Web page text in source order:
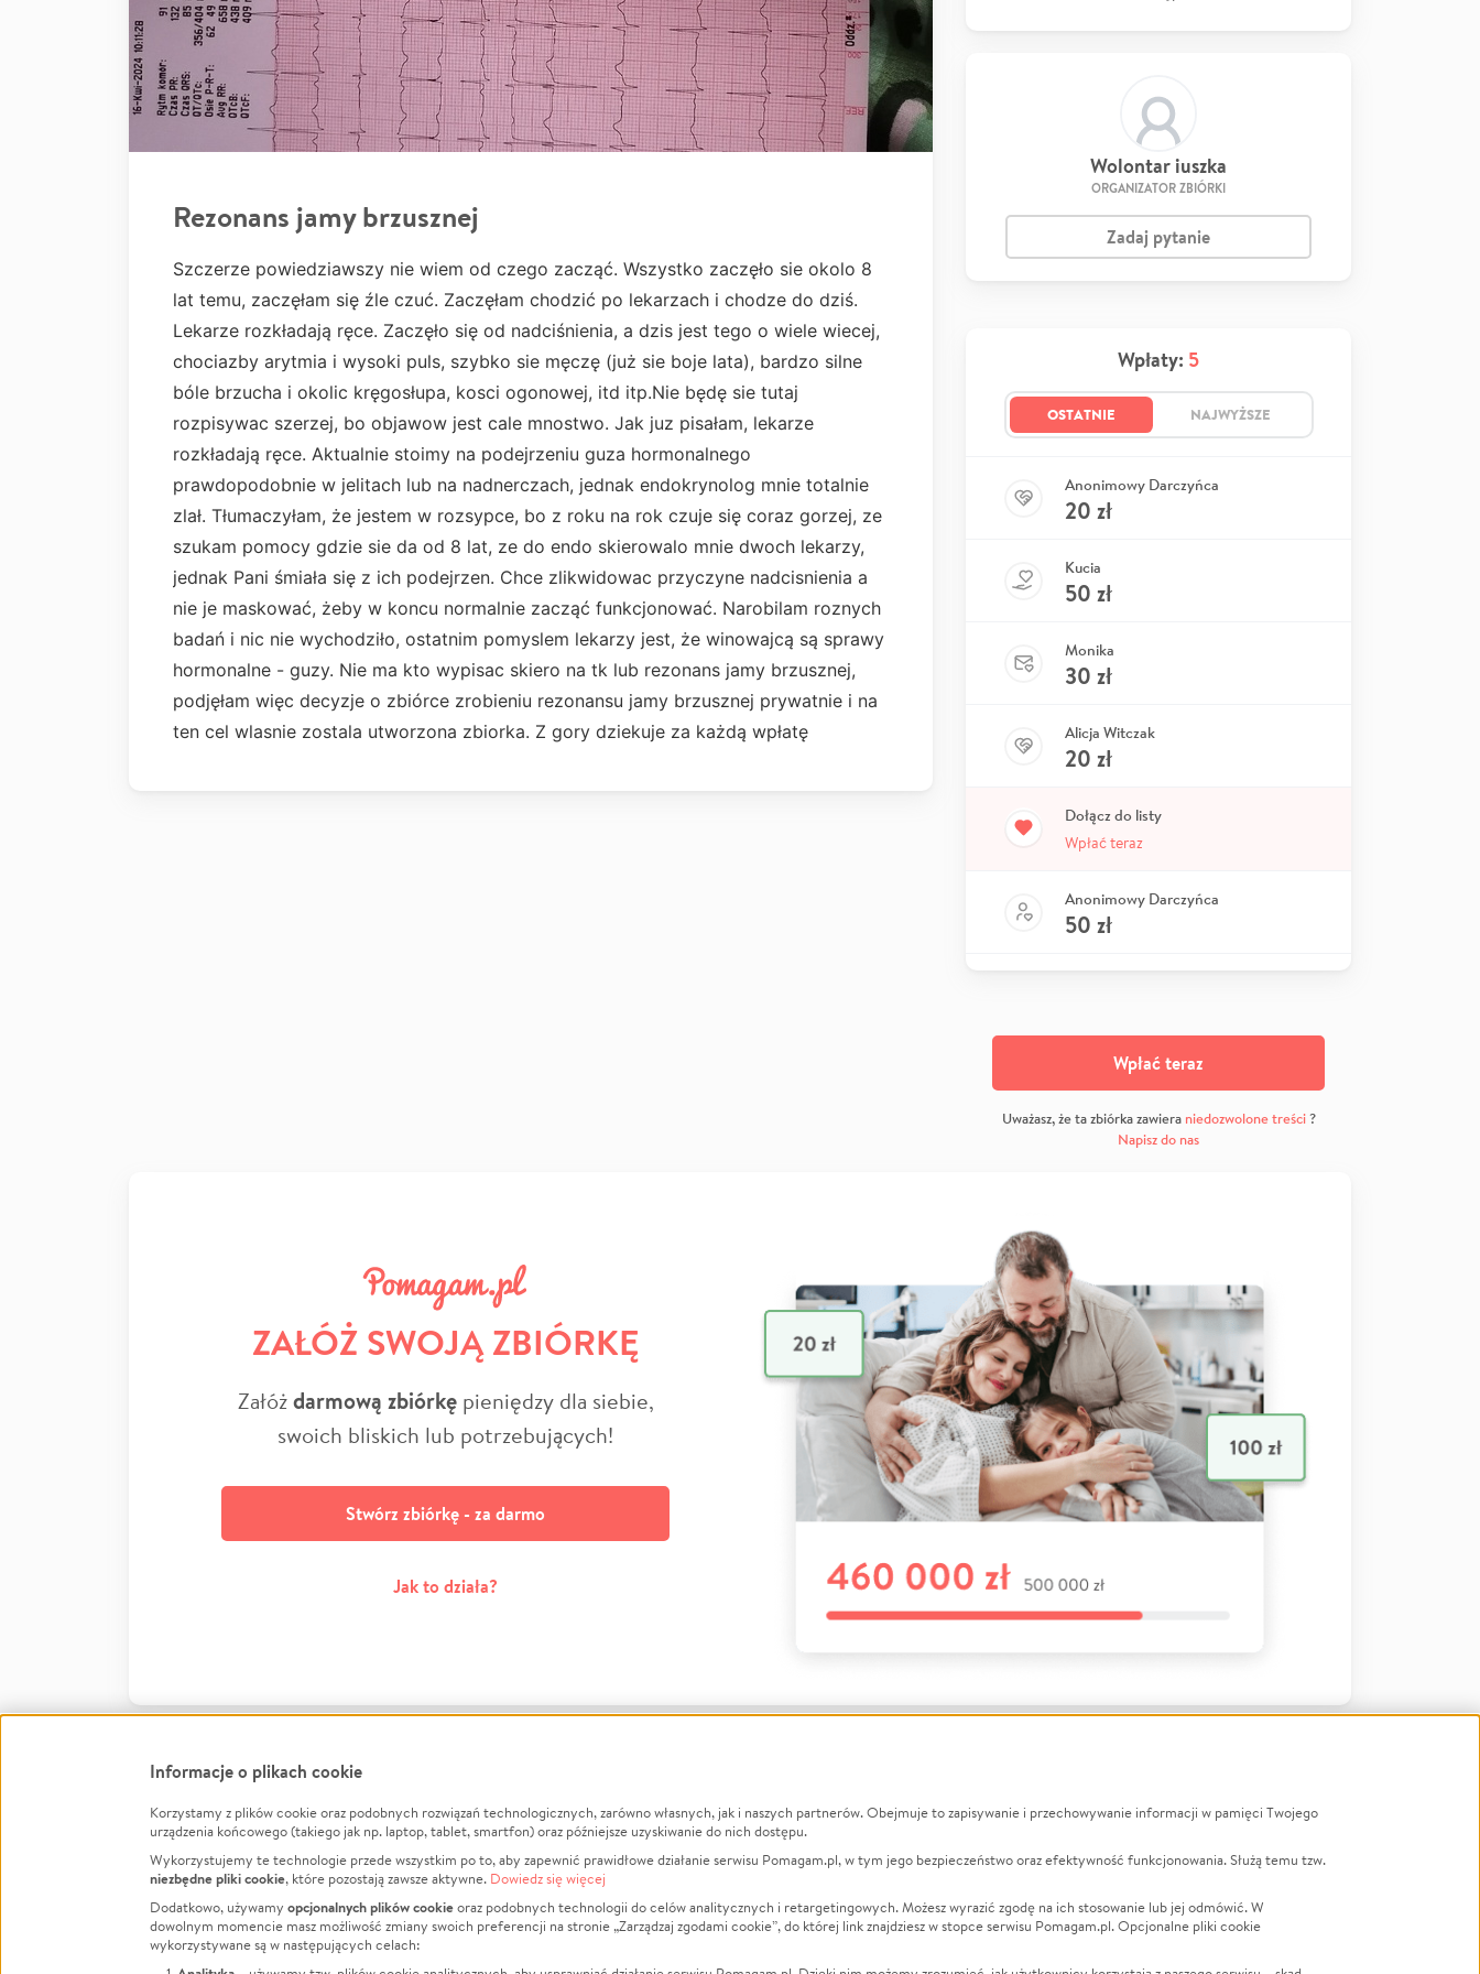
Rezonans jamy brzusznej
Szczerze powiedziawszy nie wiem od czego zacząć. Wszystko zaczęło sie okolo 8
lat temu, zaczęłam się źle czuć. Zaczęłam chodzić po lekarzach i chodze do dziś.
Lekarze rozkładają ręce. Zaczęło się od nadciśnienia, a dzis jest tego o wiele wiecej,
chociazby arytmia i wysoki puls, szybko sie męczę (już sie boje lata), bardzo silne
bóle brzucha i okolic kręgosłupa, kosci ogonowej, itd itp.Nie będę sie tutaj
rozpisywac szerzej, bo objawow jest cale mnostwo. Jak juz pisałam, lekarze
rozkładają ręce. Aktualnie stoimy na podejrzeniu guza hormonalnego
prawdopodobnie w jelitach lub na nadnerczach, jednak endokrynolog mnie totalnie
zlał. Tłumaczyłam, że jestem w rozsypce, bo z roku na rok czuje się coraz gorzej, ze
szukam pomocy gdzie sie da od 8 lat, ze do endo skierowalo mnie dwoch lekarzy,
jednak Pani śmiała się z ich podejrzen. Chce zlikwidowac przyczyne nadcisnienia a
nie je maskować, żeby w koncu normalnie zacząć funkcjonować. Narobilam roznych
badań i nic nie wychodziło, ostatnim pomyslem lekarzy jest, że winowajcą są sprawy
hormonalne - guzy. Nie ma kto wypisac skiero na tk lub rezonans jamy brzusznej,
podjęłam więc decyzje o zbiórce zrobieniu rezonansu jamy brzusznej prywatnie i na
ten cel wlasnie zostala utworzona zbiorka. Z gory dziekuje za każdą wpłatę
Wolontar iuszka
ORGANIZATOR ZBIÓRKI
Zadaj pytanie
Wpłaty: 5
OSTATNIE NAJWYŻSZE
Anonimowy Darczyńca
20 zł
Kucia
50 zł
Monika
30 zł
Alicja Witczak
20 zł
Dołącz do listy
Wpłać teraz
Anonimowy Darczyńca
50 zł
Wpłać teraz
Uważasz, że ta zbiórka zawiera niedozwolone treści?
Napisz do nas
ZAŁÓŻ SWOJĄ ZBIÓRKĘ
Załóżdarmową zbiórkępieniędzy dla siebie,
swoich bliskich lub potrzebujących!
Stwórz zbiórkę - za darmo
Jak to działa?
FacebookTwitter Instagram
LinkedInTikTok Youtube
Informacje
Jak to działa?
Regulamin
Polityka Prywatności
O nas
Opinie
Raporty
Za darmo
Zbieraj na
Leczenie
Zwierzęta
Pożar
LGBTQ+
Powódź
Wichura
Informacje o plikach cookie
Korzystamy z plików cookie oraz podobnych rozwiązań technologicznych, zarówno własnych, jak i naszych partnerów. Obejmuje to zapisywanie i przechowywanie informacji w pamięci Twojego
urządzenia końcowego (takiego jak np. laptop, tablet, smartfon) oraz późniejsze uzyskiwanie do nich dostępu.
Wykorzystujemy te technologie przede wszystkim po to, aby zapewnić prawidłowe działanie serwisu Pomagam.pl, w tym jego bezpieczeństwo oraz efektywność funkcjonowania. Służą temu tzw.
niezbędne pliki cookie, które pozostają zawsze aktywne. Dowiedz się więcej
Dodatkowo, używamy opcjonalnych plików cookieoraz podobnych technologii do celów analitycznych i retargetingowych. Możesz wyrazić zgodę na ich stosowanie lub jej odmówić. W
dowolnym momencie masz możliwość zmiany swoich preferencji na stronie „Zarządzaj zgodami cookie”, do której link znajdziesz w stopce serwisu Pomagam.pl. Opcjonalne pliki cookie
wykorzystywane są w następujących celach: